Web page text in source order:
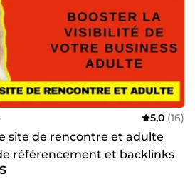
5,0 (16)
site de rencontre et adulte
référencement et backlinks